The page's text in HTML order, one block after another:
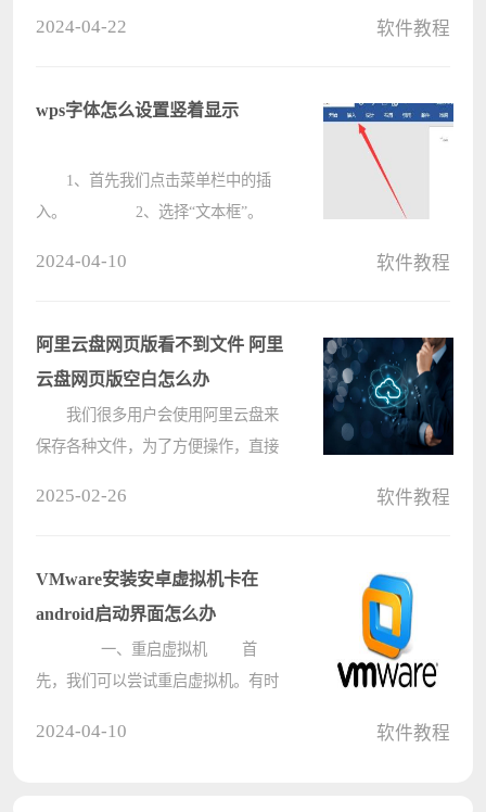
&ldqu????
2024-04-22 软件教程
wps字体怎么设置竖着显示
1、首先我们点击菜单栏中的插
入。 2、选择“文本框”。
了。
2024-04-10 软件教程
阿里云盘网页版看不到文件 阿里
云盘网页版空白怎么办
我们很多用户会使用阿里云盘来
保存各种文件，为了方便操作，直接
人都不知道应该如何解决，针对这个
2025-02-26 软件教程
VMware安装安卓虚拟机卡在
android启动界面怎么办
一、重启虚拟机 首
先，我们可以尝试重启虚拟机。有时
2024-04-10 软件教程